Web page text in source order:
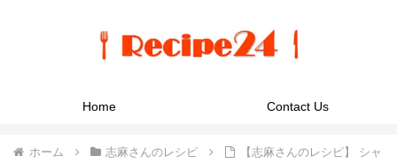
Home Contact Us
ホーム 志麻さんのレシピ
【志麻さんのレシピ】 シャ